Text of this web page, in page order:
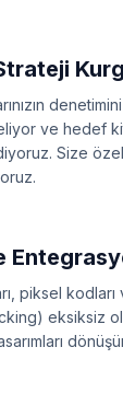
ve hedef
Size
piksel
eksiksiz